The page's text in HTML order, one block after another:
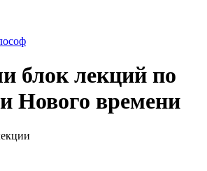
блок лекций по
Нового времени